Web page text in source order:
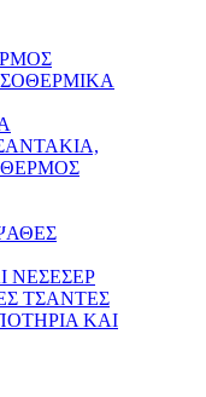
ΘΕΡΜΟΣ
ΝΕΣΕΣΕΡ
ΤΣΑΝΤΕΣ
ΚΑΙ